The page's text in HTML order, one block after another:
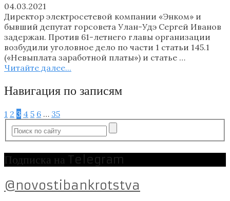
04.03.2021
Директор электросетевой компании «Энком» и
бывший депутат горсовета Улан-Удэ Сергей Иванов
задержан. Против 61-летнего главы организации
возбудили уголовное дело по части 1 статьи 145.1
(«Невыплата заработной платы») и статье …
Читайте далее...
Навигация по записям
1 2 3 4 5 6 … 35
Подписка на Telegram
@novostibankrotstva